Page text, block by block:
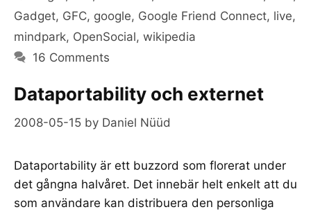
Gadget, GFC, google, Google Friend Connect, live,
mindpark, OpenSocial, wikipedia
16 Comments
Dataportability och externet
2008-05-15 by Daniel Nüüd
Dataportability är ett buzzord som florerat under
det gångna halvåret. Det innebär helt enkelt att du
som användare kan distribuera den personliga